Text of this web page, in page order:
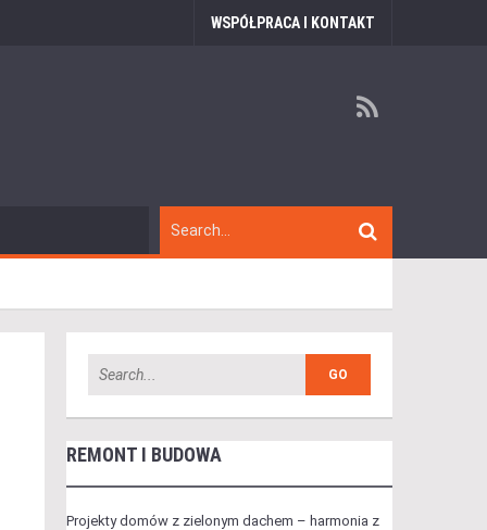
WSPÓŁPRACA I KONTAKT
REMONT I BUDOWA
Projekty domów z zielonym dachem – harmonia z